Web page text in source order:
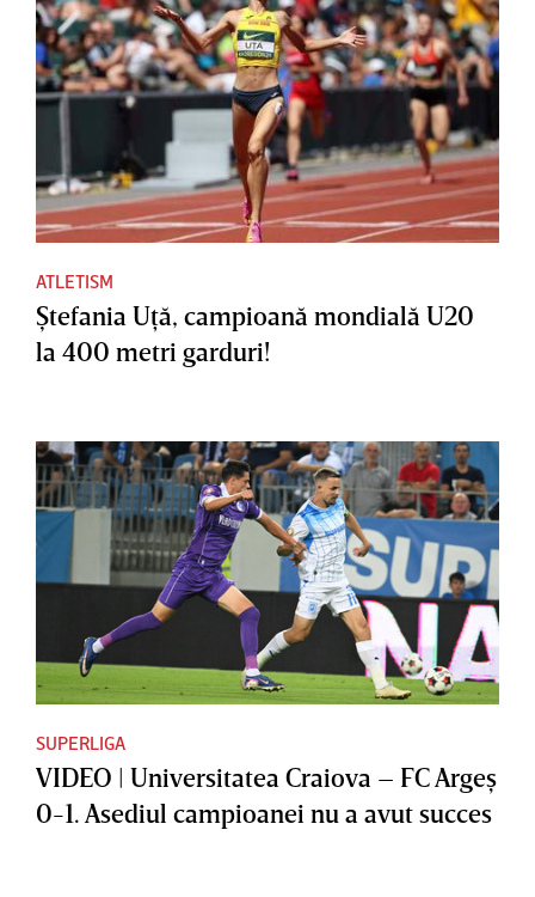
ATLETISM
Ştefania Uţă, campioană mondială U20
la 400 metri garduri!
SUPERLIGA
VIDEO | Universitatea Craiova – FC Argeş
0-1. Asediul campioanei nu a avut succes